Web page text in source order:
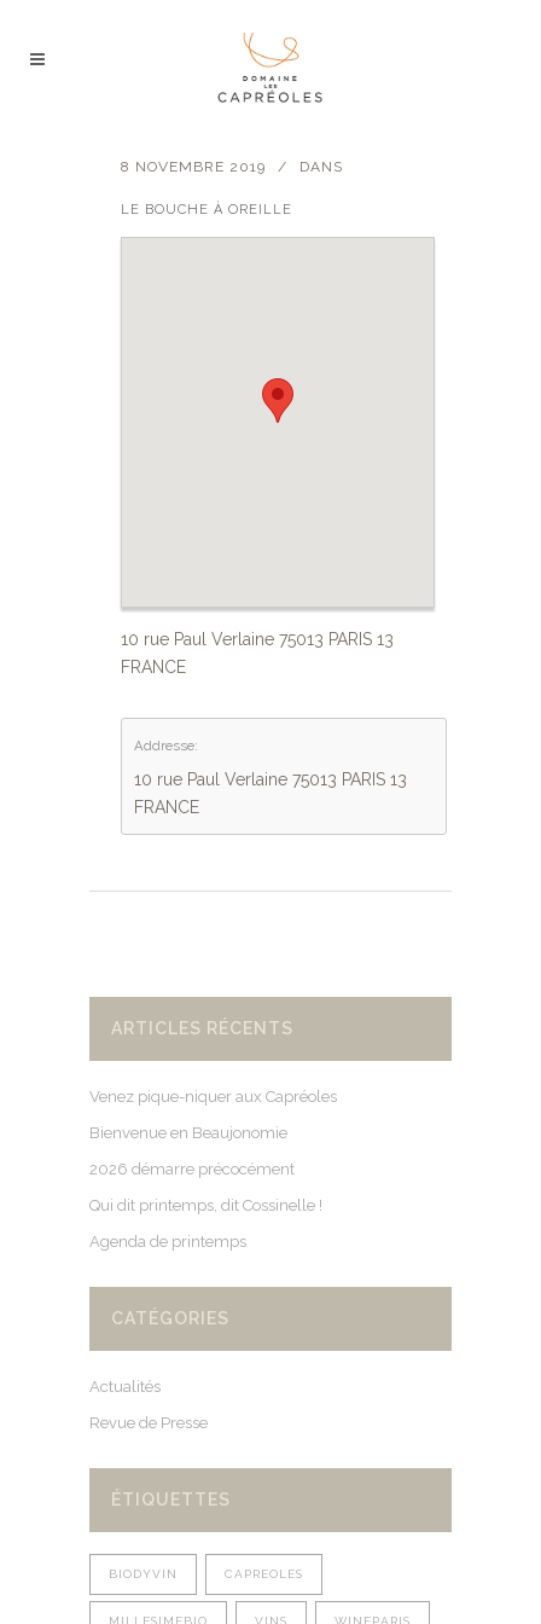
8 NOVEMBRE 2019 DANS
LE BOUCHE À OREILLE
10 rue Paul Verlaine 75013 PARIS 13
FRANCE
Addresse:
10 rue Paul Verlaine 75013 PARIS 13
FRANCE
ARTICLES RÉCENTS
Venez pique-niquer aux Capréoles
Bienvenue en Beaujonomie
2026 démarre précocément
Qui dit printemps, dit Cossinelle !
Agenda de printemps
CATÉGORIES
Actualités
Revue de Presse
ÉTIQUETTES
BIODYVIN CAPREOLES
MILLESIMEBIO VINS WINEPARIS